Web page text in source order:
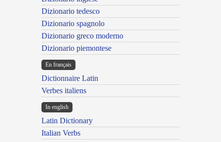
Dizionario tedesco
Dizionario spagnolo
Dizionario greco moderno
Dizionario piemontese
En français
Dictionnaire Latin
Verbes italiens
In english
Latin Dictionary
Italian Verbs